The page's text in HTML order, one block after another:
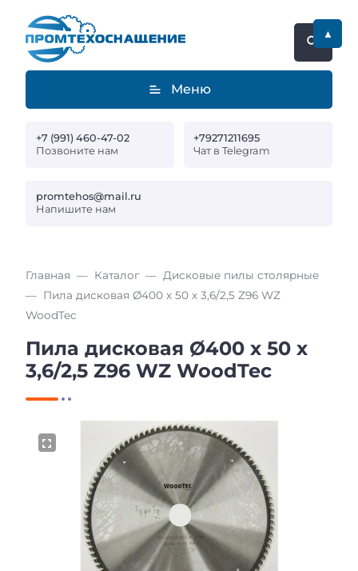
Меню
+7 (991) 460-47-02
Позвоните нам
+79271211695
Чат в Telegram
promtehos@mail.ru
Напишите нам
Главная Каталог
Дисковые пилы столярные
Пила дисковая Ø400 х 50 х 3,6/2,5 Z96 WZ
WoodTec
Пила дисковая Ø400 х 50 х
3,6/2,5 Z96 WZ WoodTec
▲